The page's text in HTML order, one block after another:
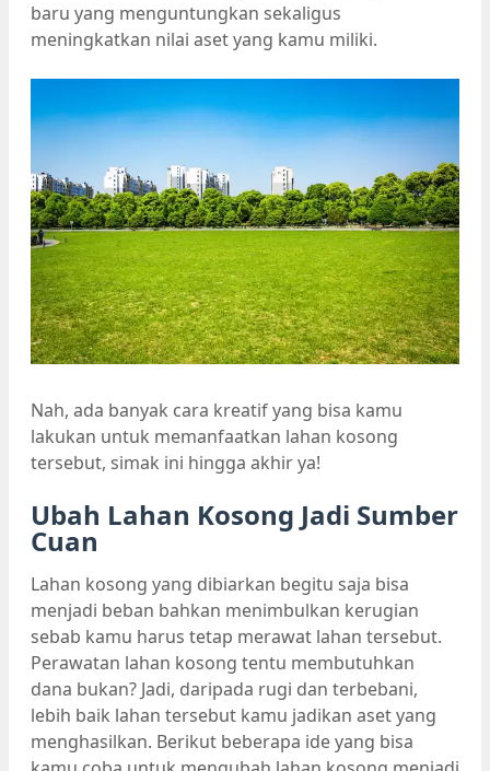
baru yang menguntungkan sekaligus
meningkatkan nilai aset yang kamu miliki.
Nah, ada banyak cara kreatif yang bisa kamu
lakukan untuk memanfaatkan lahan kosong
tersebut, simak ini hingga akhir ya!
Ubah Lahan Kosong Jadi Sumber
Cuan
Lahan kosong yang dibiarkan begitu saja bisa
menjadi beban bahkan menimbulkan kerugian
sebab kamu harus tetap merawat lahan tersebut.
Perawatan lahan kosong tentu membutuhkan
dana bukan? Jadi, daripada rugi dan terbebani,
lebih baik lahan tersebut kamu jadikan aset yang
menghasilkan. Berikut beberapa ide yang bisa